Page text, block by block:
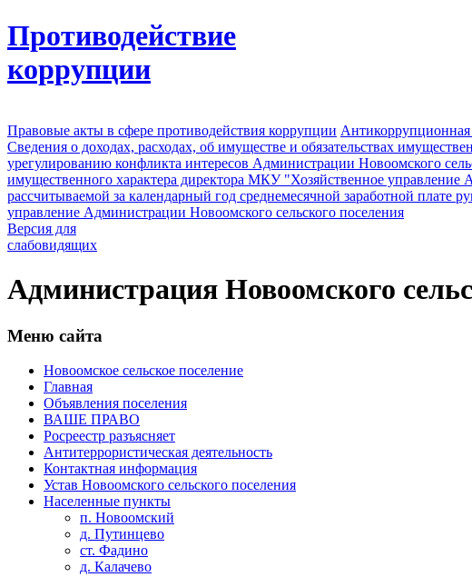
Противодействие
коррупции
Правовые акты в сфере противодействия коррупции Антикоррупционная
Сведения о доходах, расходах, об имуществе и обязательствах
урегулированию конфликта интересов Администрации Новоомского
имущественного характера директора МКУ "Хозяйственное
рассчитываемой за календарный год среднемесячной заработной плате
управление Администрации Новоомского сельского поселения
Версия для
слабовидящих
Администрация Новоомского
Меню сайта
Новоомское сельское поселение
Главная
Объявления поселения
ВАШЕ ПРАВО
Росреестр разъясняет
Антитеррористическая деятельность
Контактная информация
Устав Новоомского сельского поселения
Населенные пункты
п. Новоомский
д. Путинцево
ст. Фадино
д. Калачево